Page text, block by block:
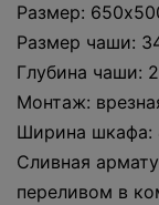
Размер:
Размер чаши:
Глубина чаши:
Монтаж:
Ширина шкафа:
Сливная
переливом в